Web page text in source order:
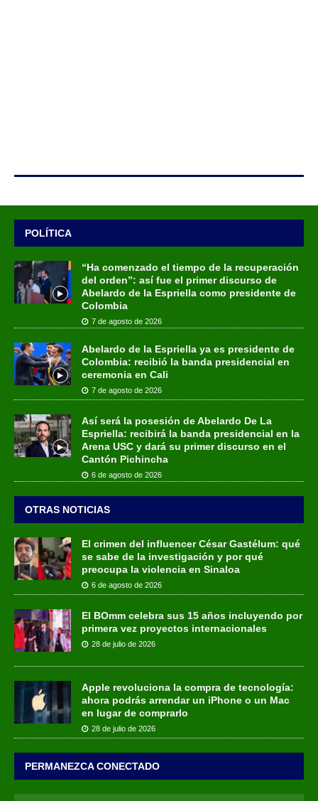
POLÍTICA
“Ha comenzado el tiempo de la recuperación
del orden”: así fue el primer discurso de
Abelardo de la Espriella como presidente de
Colombia
7 de agosto de 2026
Abelardo de la Espriella ya es presidente de
Colombia: recibió la banda presidencial en
ceremonia en Cali
7 de agosto de 2026
Así será la posesión de Abelardo De La
Espriella: recibirá la banda presidencial en la
Arena USC y dará su primer discurso en el
Cantón Pichincha
6 de agosto de 2026
OTRAS NOTICIAS
El crimen del influencer César Gastélum: qué
se sabe de la investigación y por qué
preocupa la violencia en Sinaloa
6 de agosto de 2026
El BOmm celebra sus 15 años incluyendo por
primera vez proyectos internacionales
28 de julio de 2026
Apple revoluciona la compra de tecnología:
ahora podrás arrendar un iPhone o un Mac
en lugar de comprarlo
28 de julio de 2026
PERMANEZCA CONECTADO